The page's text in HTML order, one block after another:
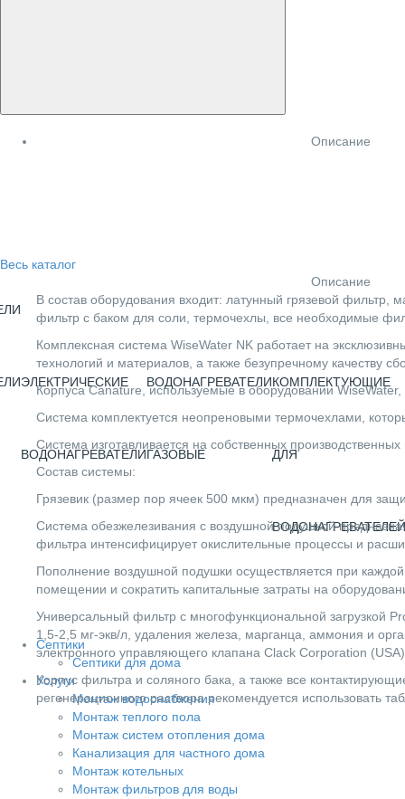
Весь каталог
ЭЛЕКТРИЧЕСКИЕ
ВОДОНАГРЕВАТЕЛИ
ВОДОНАГРЕВАТЕЛИ
ГАЗОВЫЕ
КОМПЛЕКТУЮЩИЕ
ДЛЯ
ВОДОНАГРЕВАТЕЛЕЙ
Септики
Септики для дома
Услуги
Монтаж водоснабжения
Монтаж теплого пола
Монтаж систем отопления дома
Канализация для частного дома
Монтаж котельных
Монтаж фильтров для воды
Описание
Описание
В состав оборудования входит: латунный грязевой фильтр,
фильтр с баком для соли, термочехлы, все необходимые
Комплексная система WiseWater NK работает на
технологий и материалов, а также безупречному качеству
Корпуса Canature, используемые в оборудовании WiseWater,
Система комплектуется неопреновыми термочехлами,
Система изготавливается на собственных
Состав системы:
Грязевик (размер пор ячеек 500 мкм) предназначен для
Система обезжелезивания с воздушной подушкой
фильтра интенсифицирует окислительные процессы и
Пополнение воздушной подушки осуществляется при
помещении и сократить капитальные затраты на
Универсальный фильтр с многофункциональной загрузкой
1,5-2,5 мг-экв/л, удаления железа, марганца, аммония и
электронного управляющего клапана Clack Corporation
Корпус фильтра и соляного бака, а также все
регенерационного раствора рекомендуется использовать